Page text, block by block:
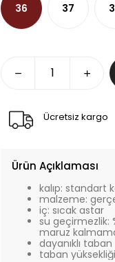
36 37
Ücretsiz kargo
Ürün Açıklaması
kalıp: standart
malzeme:
iç: sıcak astar
su geçirmezlik:
maruz
dayanıklı taban
taban